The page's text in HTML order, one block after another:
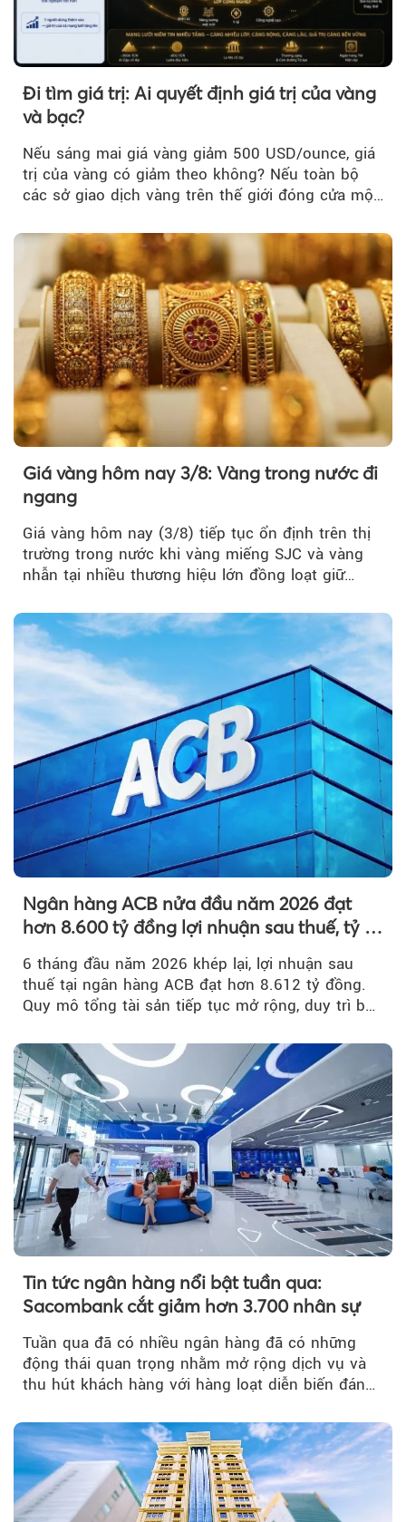
Đi tìm giá trị: Ai quyết định giá trị của vàng
và bạc?
Nếu sáng mai giá vàng giảm 500 USD/ounce, giá
trị của vàng có giảm theo không? Nếu toàn bộ
các sở giao dịch vàng trên thế giới đóng cửa một
Giá vàng hôm nay 3/8: Vàng trong nước đi
ngang
Giá vàng hôm nay (3/8) tiếp tục ổn định trên thị
trường trong nước khi vàng miếng SJC và vàng
nhẫn tại nhiều thương hiệu lớn đồng loạt giữ
Ngân hàng ACB nửa đầu năm 2026 đạt
hơn 8.600 tỷ đồng lợi nhuận sau thuế, tỷ lệ
nợ xấu thấp nhất ngành
6 tháng đầu năm 2026 khép lại, lợi nhuận sau
thuế tại ngân hàng ACB đạt hơn 8.612 tỷ đồng.
Quy mô tổng tài sản tiếp tục mở rộng, duy trì bộ
Tin tức ngân hàng nổi bật tuần qua:
Sacombank cắt giảm hơn 3.700 nhân sự
Tuần qua đã có nhiều ngân hàng đã có những
động thái quan trọng nhằm mở rộng dịch vụ và
thu hút khách hàng với hàng loạt diễn biến đáng